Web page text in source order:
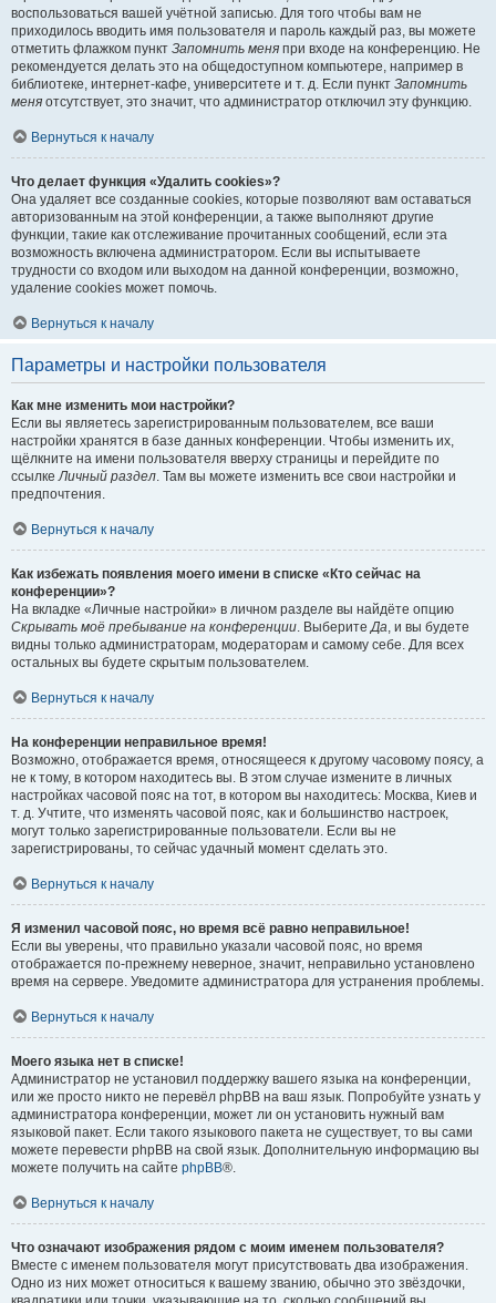
воспользоваться вашей учётной записью. Для того чтобы вам не
приходилось вводить имя пользователя и пароль каждый раз, вы можете
отметить флажком пункт Запомнить меня при входе на конференцию. Не
рекомендуется делать это на общедоступном компьютере, например в
библиотеке, интернет-кафе, университете и т. д. Если пункт Запомнить
меня отсутствует, это значит, что администратор отключил эту функцию.
Вернуться к началу
Что делает функция «Удалить cookies»?
Она удаляет все созданные cookies, которые позволяют вам оставаться
авторизованным на этой конференции, а также выполняют другие
функции, такие как отслеживание прочитанных сообщений, если эта
возможность включена администратором. Если вы испытываете
трудности со входом или выходом на данной конференции, возможно,
удаление cookies может помочь.
Вернуться к началу
Параметры и настройки пользователя
Как мне изменить мои настройки?
Если вы являетесь зарегистрированным пользователем, все ваши
настройки хранятся в базе данных конференции. Чтобы изменить их,
щёлкните на имени пользователя вверху страницы и перейдите по
ссылкеЛичный раздел. Там вы можете изменить все свои настройки и
предпочтения.
Вернуться к началу
Как избежать появления моего имени в списке «Кто сейчас на
конференции»?
На вкладке «Личные настройки» в личном разделе вы найдёте опцию
Скрывать моё пребывание на конференции. ВыберитеДа, и вы будете
видны только администраторам, модераторам и самому себе. Для всех
остальных вы будете скрытым пользователем.
Вернуться к началу
На конференции неправильное время!
Возможно, отображается время, относящееся к другому часовому поясу, а
не к тому, в котором находитесь вы. В этом случае измените в личных
настройках часовой пояс на тот, в котором вы находитесь: Москва, Киев и
т. д. Учтите, что изменять часовой пояс, как и большинство настроек,
могут только зарегистрированные пользователи. Если вы не
зарегистрированы, то сейчас удачный момент сделать это.
Вернуться к началу
Я изменил часовой пояс, но время всё равно неправильное!
Если вы уверены, что правильно указали часовой пояс, но время
отображается по-прежнему неверное, значит, неправильно установлено
время на сервере. Уведомите администратора для устранения проблемы.
Вернуться к началу
Моего языка нет в списке!
Администратор не установил поддержку вашего языка на конференции,
или же просто никто не перевёл phpBB на ваш язык. Попробуйте узнать у
администратора конференции, может ли он установить нужный вам
языковой пакет. Если такого языкового пакета не существует, то вы сами
можете перевести phpBB на свой язык. Дополнительную информацию вы
можете получить на сайте phpBB®.
Вернуться к началу
Что означают изображения рядом с моим именем пользователя?
Вместе с именем пользователя могут присутствовать два изображения.
Одно из них может относиться к вашему званию, обычно это звёздочки,